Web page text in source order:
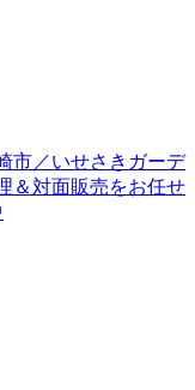
市／いせさきガーデ
＆対面販売をお任せ